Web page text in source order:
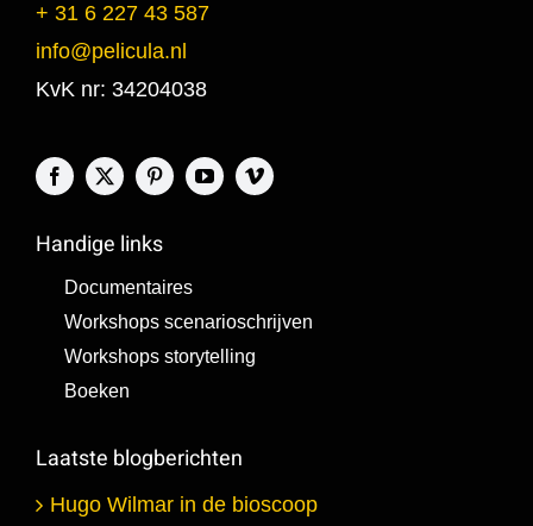
+ 31 6 227 43 587
info@pelicula.nl
KvK nr: 34204038
Handige links
Documentaires
Workshops scenarioschrijven
Workshops storytelling
Boeken
Laatste blogberichten
Hugo Wilmar in de bioscoop